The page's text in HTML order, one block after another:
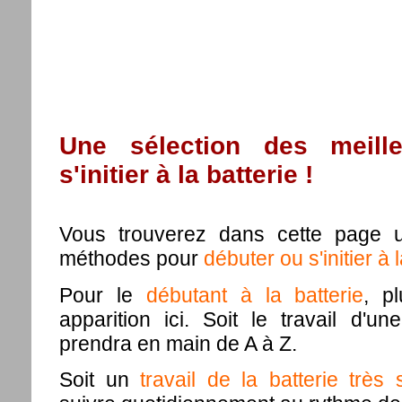
Une sélection des
s'initier à la batterie !
Vous trouverez dans cette page
méthodes pour débuter ou s'initier à
Pour le débutant à la batterie,
apparition ici. Soit le travail
prendra en main de A à Z.
Soit un travail de la batterie très